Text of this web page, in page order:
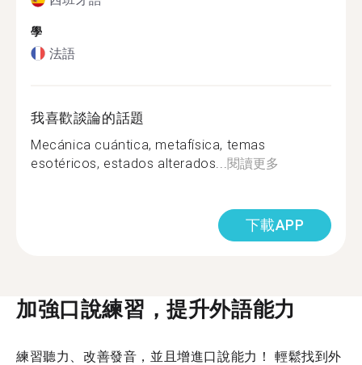
學
法語
我喜歡談論的話題
Mecánica cuántica, metafísica, temas
esotéricos, estados alterados... 閱讀更多
下載APP
加強口說練習，提升外語能力
練習聽力、改善發音，並且增進口說能力！ 輕鬆找到外